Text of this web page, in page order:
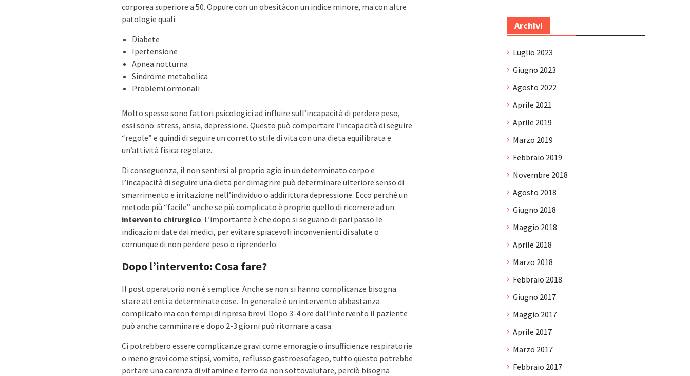
corporea superiore a 50. Oppure con un obesitàcon un indice minore, ma con altre
patologie quali:
Diabete
Ipertensione
Apnea notturna
Sindrome metabolica
Problemi ormonali
Molto spesso sono fattori psicologici ad influire sull’incapacità di perdere peso,
essi sono: stress, ansia, depressione. Questo può comportare l’incapacità di seguire
“regole” e quindi di seguire un corretto stile di vita con una dieta equilibrata e
un’attività fisica regolare.
Di conseguenza, il non sentirsi al proprio agio in un determinato corpo e
l’incapacità di seguire una dieta per dimagrire può determinare ulteriore senso di
smarrimento e irritazione nell’individuo o addirittura depressione. Ecco perché un
metodo più “facile” anche se più complicato è proprio quello di ricorrere ad un
intervento chirurgico. L’importante è che dopo si seguano di pari passo le
indicazioni date dai medici, per evitare spiacevoli inconvenienti di salute o
comunque di non perdere peso o riprenderlo.
Dopo l’intervento: Cosa fare?
Il post operatorio non è semplice. Anche se non si hanno complicanze bisogna
stare attenti a determinate cose. In generale è un intervento abbastanza
complicato ma con tempi di ripresa brevi. Dopo 3-4 ore dall’intervento il paziente
può anche camminare e dopo 2-3 giorni può ritornare a casa.
Ci potrebbero essere complicanze gravi come emoragie o insufficienze respiratorie
o meno gravi come stipsi, vomito, reflusso gastroesofageo, tutto questo potrebbe
portare una carenza di vitamine e ferro da non sottovalutare, perciò bisogna
Archivi
Luglio 2023
Giugno 2023
Agosto 2022
Aprile 2021
Aprile 2019
Marzo 2019
Febbraio 2019
Novembre 2018
Agosto 2018
Giugno 2018
Maggio 2018
Aprile 2018
Marzo 2018
Febbraio 2018
Giugno 2017
Maggio 2017
Aprile 2017
Marzo 2017
Febbraio 2017